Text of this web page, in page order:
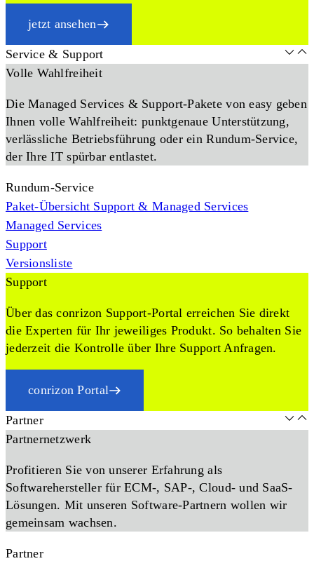
jetzt ansehen
Service & Support
Volle Wahlfreiheit
Die Managed Services & Support-Pakete von easy geben
Ihnen volle Wahlfreiheit: punktgenaue Unterstützung,
verlässliche Betriebsführung oder ein Rundum-Service,
der Ihre IT spürbar entlastet.
Rundum-Service
Paket-Übersicht Support & Managed Services
Managed Services
Support
Versionsliste
Support
Über das conrizon Support-Portal erreichen Sie direkt
die Experten für Ihr jeweiliges Produkt. So behalten Sie
jederzeit die Kontrolle über Ihre Support Anfragen.
conrizon Portal
Partner
Partnernetzwerk
Profitieren Sie von unserer Erfahrung als
Softwarehersteller für ECM-, SAP-, Cloud- und SaaS-
Lösungen. Mit unseren Software-Partnern wollen wir
gemeinsam wachsen.
Partner